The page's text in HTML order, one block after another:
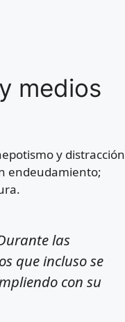
medios
y distracción
endeudamiento;
las
que incluso se
con su